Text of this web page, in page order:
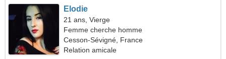
Elodie
21 ans, Vierge
Femme cherche homme
Cesson-Sévigné, France
Relation amicale